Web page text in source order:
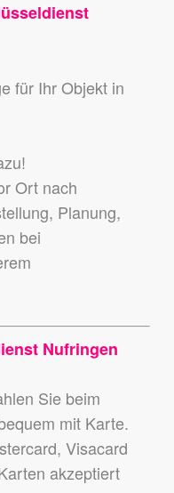
für Ihr Objekt in
Ort nach
Planung,
bei
Nufringen
Sie beim
mit Karte.
Visacard
akzeptiert